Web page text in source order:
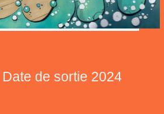
Date de sortie 2024